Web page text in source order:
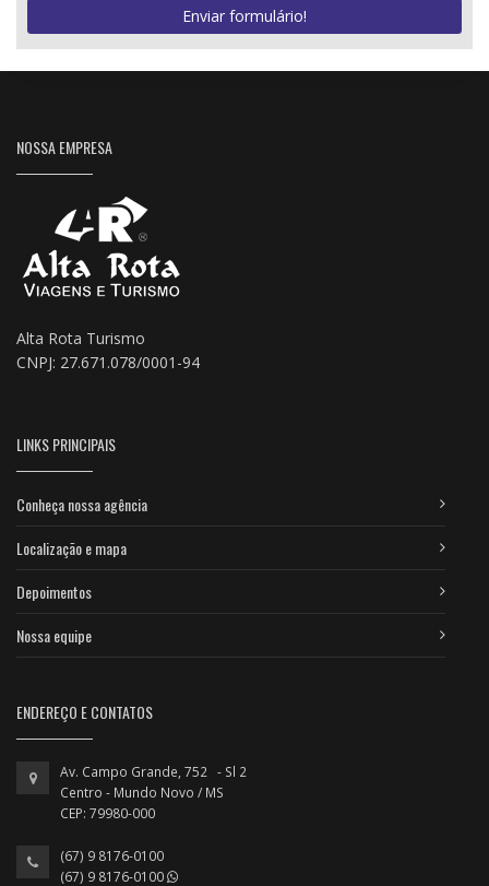
Enviar formulário!
NOSSA EMPRESA
Alta Rota Turismo
CNPJ: 27.671.078/0001-94
LINKS PRINCIPAIS
Conheça nossa agência
Localização e mapa
Depoimentos
Nossa equipe
ENDEREÇO E CONTATOS
Av. Campo Grande, 752 - Sl 2
Centro - Mundo Novo / MS
CEP: 79980-000
(67) 9 8176-0100
(67) 9 8176-0100